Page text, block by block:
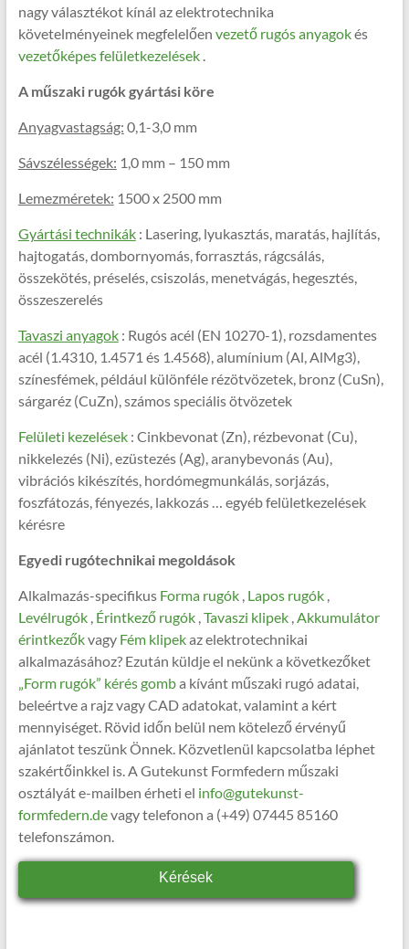
nagy választékot kínál az elektrotechnika
követelményeinek megfelelően vezető rugós anyagokés
vezetőképes felületkezelések.
A műszaki rugók gyártási köre
Anyagvastagság: 0,1-3,0 mm
Sávszélességek: 1,0 mm – 150 mm
Lemezméretek: 1500 x 2500 mm
Gyártási technikák: Lasering, lyukasztás, maratás, hajlítás,
hajtogatás, dombornyomás, forrasztás, rágcsálás,
összekötés, préselés, csiszolás, menetvágás, hegesztés,
összeszerelés
Tavaszi anyagok: Rugós acél (EN 10270-1), rozsdamentes
acél (1.4310, 1.4571 és 1.4568), alumínium (Al, AlMg3),
színesfémek, például különféle rézötvözetek, bronz (CuSn),
sárgaréz (CuZn), számos speciális ötvözetek
Felületi kezelések: Cinkbevonat (Zn), rézbevonat (Cu),
nikkelezés (Ni), ezüstezés (Ag), aranybevonás (Au),
vibrációs kikészítés, hordómegmunkálás, sorjázás,
foszfátozás, fényezés, lakkozás … egyéb felületkezelések
kérésre
Egyedi rugótechnikai megoldások
Alkalmazás-specifikusForma rugók,Lapos rugók,
Levélrugók,Érintkező rugók,Tavaszi klipek,Akkumulátor
érintkezőkvagyFém klipekaz elektrotechnikai
alkalmazásához? Ezután küldje el nekünk a következőket
„Form rugók” kérés gomba kívánt műszaki rugó adatai,
beleértve a rajz vagy CAD adatokat, valamint a kért
mennyiséget. Rövid időn belül nem kötelező érvényű
ajánlatot teszünk Önnek. Közvetlenül kapcsolatba léphet
szakértőinkkel is. A Gutekunst Formfedern műszaki
osztályát e-mailben érheti el info@gutekunst-
formfedern.devagy telefonon a (+49) 07445 85160
telefonszámon.
Kérések